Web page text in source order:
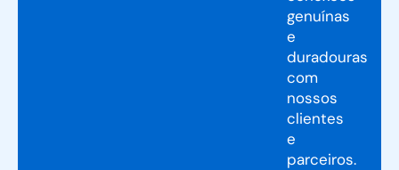
genuínas
e
duradouras
com
nossos
clientes
e
parceiros.